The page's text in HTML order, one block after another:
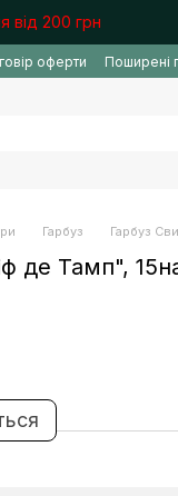
від 200 грн
оферти Поширені
Гарбуз Гарбуз
де Тамп",